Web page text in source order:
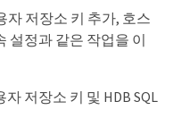
자 저장소 키 추가, 호스
설정과 같은 작업을 이
저장소 키 및 HDB SQL